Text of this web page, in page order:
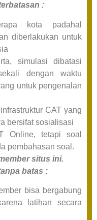
:
kota padahal
diberlakukan untuk
simulasi dibatasi
dengan waktu
untuk pengenalan
CAT yang
bersifat sosialisasi
Online, tetapi soal
pembahasan soal.
situs ini.
batas :
bisa bergabung
latihan secara